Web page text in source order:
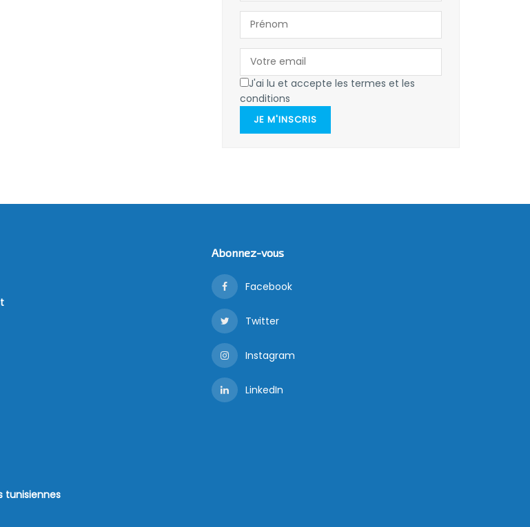
J'ai lu et accepte les termes et les
conditions
JE M'INSCRIS
tunisiennes
Abonnez-vous
Facebook
Twitter
Instagram
LinkedIn